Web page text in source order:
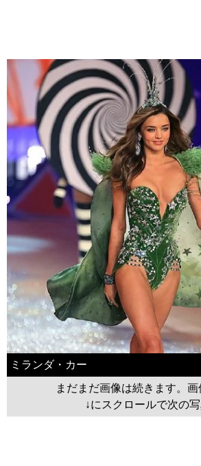
ミランダ・カー
まだまだ画像は続きます。画
↓にスクロールで次の